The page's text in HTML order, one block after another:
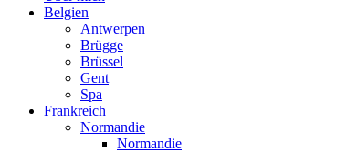
Belgien
Antwerpen
Brügge
Brüssel
Gent
Spa
Frankreich
Normandie
Normandie